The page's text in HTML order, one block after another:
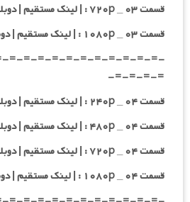
قسمت ۰۳ _ ۷۲۰p : | لینک مستقیم | دوبله فارسی
قسمت ۰۳ _ ۱۰۸۰p : | لینک مستقیم | دوبله فارسی
=-=-=-=-=-=-=-=-=-=-=-
=-=-=-=-
قسمت ۰۴ _ ۲۴۰p : | لینک مستقیم | دوبله فارسی
قسمت ۰۴ _ ۴۸۰p : | لینک مستقیم | دوبله فارسی
قسمت ۰۴ _ ۷۲۰p : | لینک مستقیم | دوبله فارسی
قسمت ۰۴ _ ۱۰۸۰p : | لینک مستقیم | دوبله فارسی